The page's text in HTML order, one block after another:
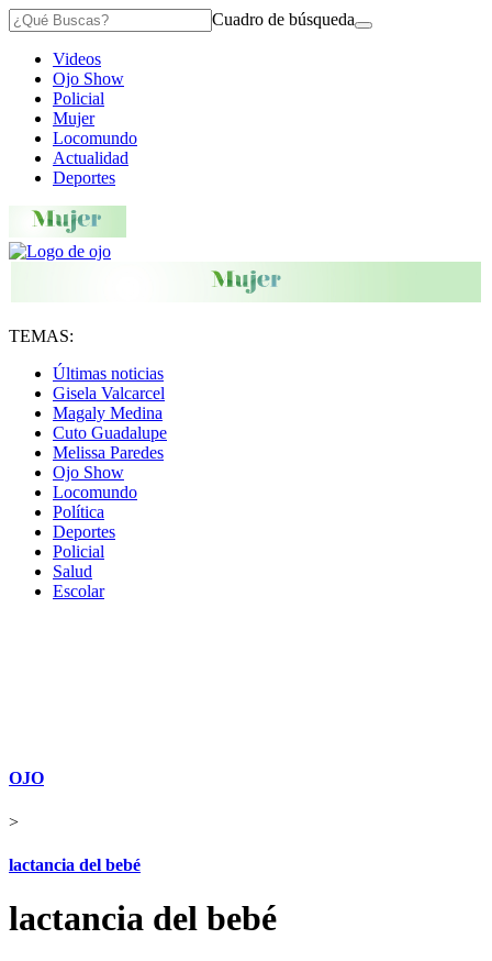
Cuadro de búsqueda
Videos
Ojo Show
Policial
Mujer
Locomundo
Actualidad
Deportes
TEMAS:
Últimas noticias
Gisela Valcarcel
Magaly Medina
Cuto Guadalupe
Melissa Paredes
Ojo Show
Locomundo
Política
Deportes
Policial
Salud
Escolar
OJO
>
lactancia del bebé
lactancia del bebé